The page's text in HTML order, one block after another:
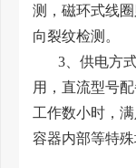
测，磁环式线
向裂纹检测。
3、供电方
用，直流型号
工作数小时，
容器内部等特殊